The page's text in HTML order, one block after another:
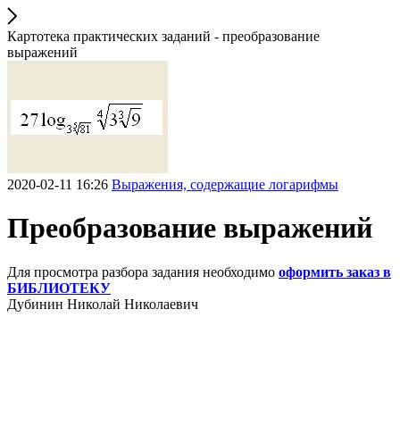
Картотека практических заданий - преобразование
выражений
2020-02-11 16:26 Выражения, содержащие логарифмы
Преобразование выражений
Для просмотра разбора задания необходимо оформить заказ в
БИБЛИОТЕКУ
Дубинин Николай Николаевич